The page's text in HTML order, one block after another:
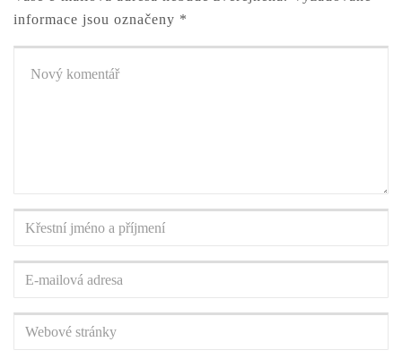
informace jsou označeny *
komentář*
Křestní
a
příjmení*
adresa*